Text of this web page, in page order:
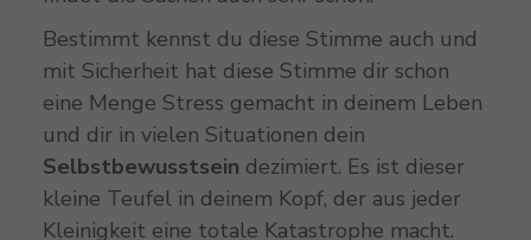
Bestimmt kennst du diese Stimme auch und
mit Sicherheit hat diese Stimme dir schon
eine Menge Stress gemacht in deinem Leben
und dir in vielen Situationen dein
Selbstbewusstsein dezimiert. Es ist dieser
kleine Teufel in deinem Kopf, der aus jeder
Kleinigkeit eine totale Katastrophe macht.